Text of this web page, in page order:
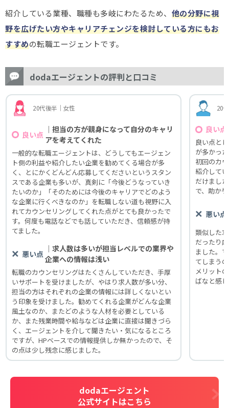
紹介している業種、職種も多岐にわたるため、 他の分野に視
野を広げたい方やキャリアチェンジを検討している方にもお
すすめの転職エージェントです。
dodaエージェントの評判と口コミ
20代後半｜女性
良い点
｜担当の方が親身になって自分のキャリ
アを考えてくれた
一般的な転職エージェントは、どうしてもエージェン
ト側の利益や紹介したい企業を勧めてくる場合が多
く、とにかくどんどん応募してくださいというスタン
スである企業も多いが、真剣に「今後どうなっていき
たいのか」「そのためには今後のキャリアでどのよう
な企業に行くべきなのか」を転職しない道も視野に入
れてカウンセリングしてくれた点がとても良かったで
す。何度も電話などでも話していただき、信頼感が持
てました。
悪い点
｜求人数は多いが担当レベルでの業界や
企業への情報は浅い
転職のカウンセリングはたくさんしていただき、手厚
いサポートを受けましたが、やはり求人数が多い分、
担当の方はそれぞれの企業の情報には詳しくないとい
う印象を受けました。勧めてくれる企業がどんな企業
風土なのか、またどのような人材を必要としている
か、また残業時間や給与などは企業に直接は聞きづら
く、エージェントを介して聞きたい・気になるところ
ですが、HPベースでの情報提供しか無かったので、そ
の点は少し残念に感じました。
20
良い点
良い点と
が多かっ
初回のカ
紹介して
だけまし
で、助か
悪い点
類似した
だったり
ました。
てしまう
メリット
ばなと感
dodaエージェント
公式サイトはこちら